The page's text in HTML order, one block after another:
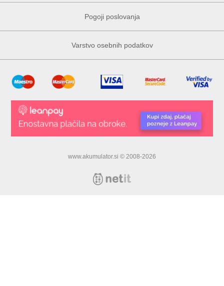
Pogoji poslovanja
Varstvo osebnih podatkov
www.akumulator.si © 2008-2026